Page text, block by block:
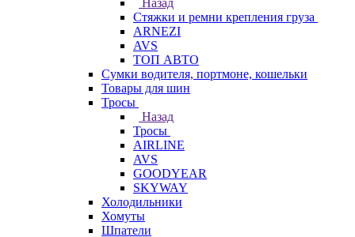
Назад
Стяжки и ремни крепления груза
ARNEZI
AVS
ТОП АВТО
Сумки водителя, портмоне, кошельки
Товары для шин
Тросы
Назад
Тросы
AIRLINE
AVS
GOODYEAR
SKYWAY
Холодильники
Хомуты
Шпатели